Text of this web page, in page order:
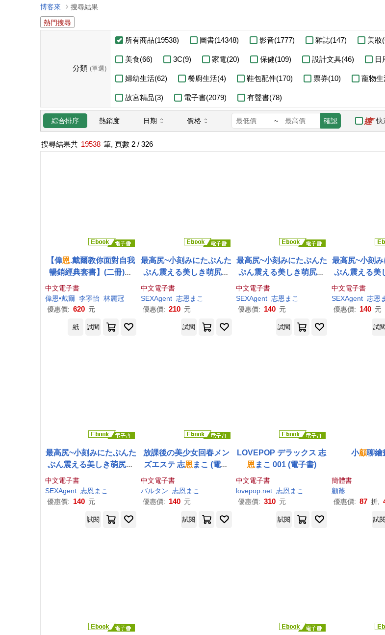
博客來
搜尋結果
熱門搜尋
分類 (單選)
所有商品(19538) 圖書(14348) 影音(1777) 雜誌(147) 美妝
美食(66) 3C(9) 家電(20) 保健(109) 設計文具(46) 日
婦幼生活(62) 餐廚生活(4) 鞋包配件(170) 票券(10) 寵物生
故宮精品(3) 電子書(2079) 有聲書(78)
綜合排序 熱銷度 日期 價格 ~ 確認 快
搜尋結果共 19538 筆, 頁數 2 / 326
【偉恩.戴爾教你面對自我
暢銷經典套書】(二冊)：
《為什麼你不敢面對真實
的自己》+《為什麼你無法
真正的快樂》 (電子書)
中文電子書
偉恩•戴爾 李寧怡 林麗冠
優惠價: 620 元
最高尻~小刻みにたぷんた
ぷん震える美しき萌尻世
界~ 志恩まこ 完全版 (電子
書)
中文電子書
SEXAgent 志恩 まこ
優惠價: 210 元
最高尻~小刻みにたぷんた
ぷん震える美しき萌尻世
界~ 志恩まこ Vol.2 (電子
書)
中文電子書
SEXAgent 志恩 まこ
優惠價: 140 元
最高尻~小刻
ぷん震える美
界~ 志恩まこ
書)
中文電子書
SEXAgent 志恩
優惠價: 140 元
紙 試閱 試閱 試閱 試閱
最高尻~小刻みにたぷんた
ぷん震える美しき萌尻世
界~ 志恩
中文電子書
SEXAgent 志恩 まこ
優惠價: 140 元
放課後の美少女回春メン
ズエステ 志恩 まこ (電子
中文電子書
バルタン 志恩 まこ
優惠價: 140 元
LOVEPOP デラックス 志
恩 まこ 001 (電子書)
中文電子書
lovepop.net 志恩 まこ
優惠價: 310 元
小顧聊繪
簡體書
顧爺
優惠價: 87 折,
試閱 試閱 試閱 試閱